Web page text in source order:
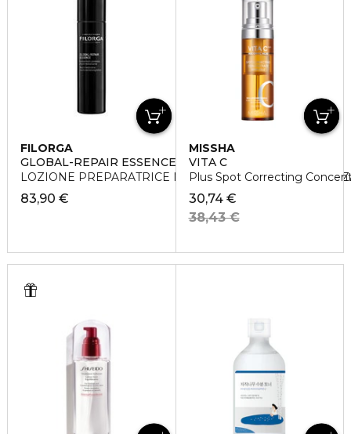
FILORGA
GLOBAL-REPAIR ESSENCE
LOZIONE PREPARATRICE NUTRIENTE MULTI-
83,90 €
MISSHA
VITA C
Plus Spot Correcting
30,74 €
38,43 €